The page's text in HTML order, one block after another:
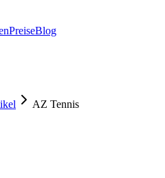
PreiseBlog
AZ Tennis